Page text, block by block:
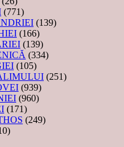
(771)
(139)
(166)
(139)
(334)
(105)
(251)
(939)
(960)
(171)
(249)